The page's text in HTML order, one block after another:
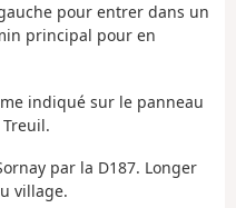
pour entrer dans un
principal pour en
indiqué sur le panneau
par la D187. Longer
village.